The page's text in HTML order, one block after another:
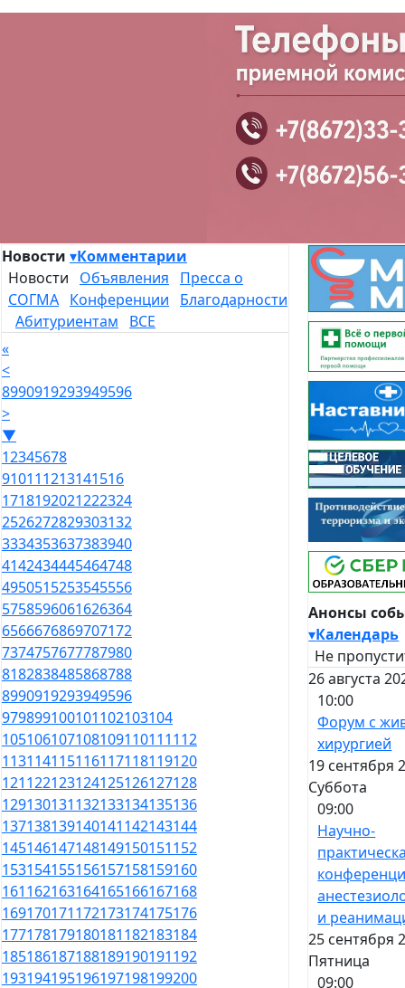
Новости ▾Комментарии
Новости Объявления
Пресса о
СОГМА Конференции
Благодарности
Абитуриентам
ВСЕ
«
<
8990919293949596
>
▼
12345678
910111213141516
1718192021222324
2526272829303132
3334353637383940
4142434445464748
4950515253545556
5758596061626364
6566676869707172
7374757677787980
8182838485868788
8990919293949596
979899100101102103104
105106107108109110111112
113114115116117118119120
121122123124125126127128
129130131132133134135136
137138139140141142143144
145146147148149150151152
153154155156157158159160
161162163164165166167168
169170171172173174175176
177178179180181182183184
185186187188189190191192
193194195196197198199200
Анонсы
▾Календарь
Не
26 августа
10:00
Форум с
хирургией
19 сентября
Суббота
09:00
Научно-
и
25 сентября
Пятница
09:00